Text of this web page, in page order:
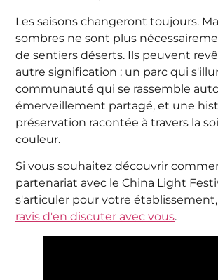
Les saisons changeront toujours.
sombres ne sont plus
de sentiers déserts. Ils peuvent
autre signification : un parc qui
communauté qui se rassemble
émerveillement partagé, et une
préservation racontée à travers la
couleur.
Si vous souhaitez découvrir
partenariat avec le China Light
s'articuler pour votre établissement,
ravis d'en discuter avec vous.